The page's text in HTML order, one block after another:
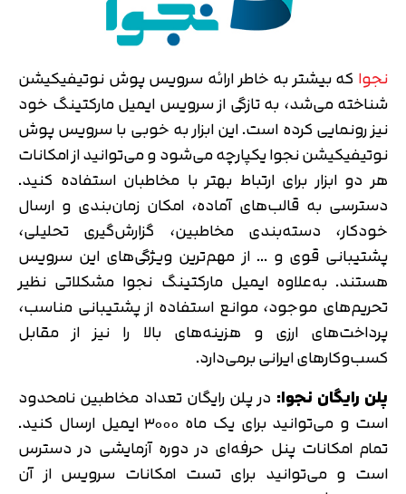
نجوا که بیشتر به خاطر ارائه سرویس پوش نوتیفیکیشن
شناخته می‌شد، به تازگی از سرویس ایمیل مارکتینگ خود
نیز رونمایی کرده است. این ابزار به خوبی با سرویس پوش
نوتیفیکیشن نجوا یکپارچه می‌شود و می‌توانید از امکانات
هر دو ابزار برای ارتباط بهتر با مخاطبان استفاده کنید.
دسترسی به قالب‌های آماده، امکان زمان‌بندی و ارسال
خودکار، دسته‌بندی مخاطبین، گزارش‌گیری تحلیلی،
پشتیبانی قوی و … از مهم‌ترین ویژگی‌های این سرویس
هستند. به‌علاوه ایمیل مارکتینگ نجوا مشکلاتی نظیر
تحریم‌های موجود، موانع استفاده از پشتیبانی مناسب،
پرداخت‌های ارزی و هزینه‌های بالا را نیز از مقابل
کسب‌وکارهای ایرانی برمی‌دارد.
پلن رایگان نجوا: در پلن رایگان تعداد مخاطبین نامحدود
است و می‌توانید برای یک ماه ۳۰۰۰ ایمیل ارسال کنید.
تمام امکانات پنل حرفه‌ای در دوره آزمایشی در دسترس
است و می‌توانید برای تست امکانات سرویس از آن